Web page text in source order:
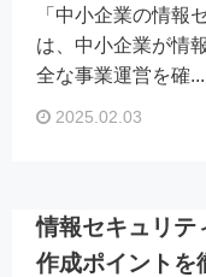
「中小企業の情報
は、中小企業が情
全な事業運営を確...
2025.02.03
情報セキュリテ
作成ポイントを